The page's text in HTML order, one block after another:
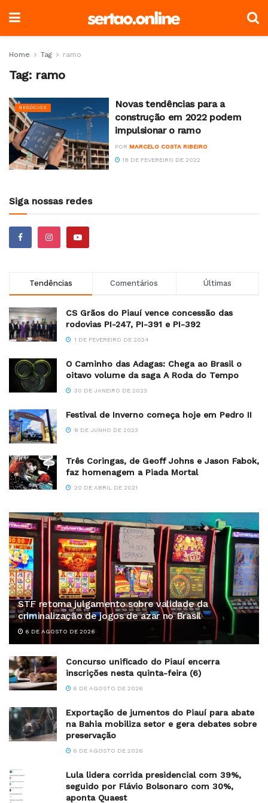
Home Tag ramo
Tag: ramo
NEGÓCIOS
Novas tendências para a
construção em 2022 podem
impulsionar o ramo
POR MARCELO COSTA RIBEIRO
18 DE FEVEREIRO DE 2022
Siga nossas redes
Tendências Comentários Últimas
CS Grãos do Piauí vence concessão das
rodovias PI-247, PI-391 e PI-392
1 DE FEVEREIRO DE 2024
O Caminho das Adagas: Chega ao Brasil o
oitavo volume da saga A Roda do Tempo
30 DE JANEIRO DE 2023
Festival de Inverno começa hoje em Pedro II
8 DE JUNHO DE 2023
Três Coringas, de Geoff Johns e Jason Fabok,
faz homenagem a Piada Mortal
20 DE ABRIL DE 2021
STF retoma julgamento sobre validade da
criminalização de jogos de azar no Brasil
6 DE AGOSTO DE 2026
Concurso unificado do Piauí encerra
inscrições nesta quinta-feira (6)
6 DE AGOSTO DE 2026
Exportação de jumentos do Piauí para abate
na Bahia mobiliza setor e gera debates sobre
preservação
6 DE AGOSTO DE 2026
Lula lidera corrida presidencial com 39%,
seguido por Flávio Bolsonaro com 30%,
aponta Quaest